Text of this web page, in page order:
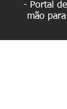
- Portal
mão